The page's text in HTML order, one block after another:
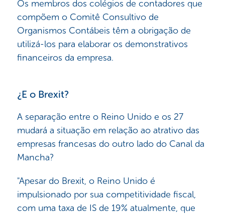
Os membros dos colégios de contadores que
compõem o Comitê Consultivo de
Organismos Contábeis têm a obrigação de
utilizá-los para elaborar os demonstrativos
financeiros da empresa.
¿E o Brexit?
A separação entre o Reino Unido e os 27
mudará a situação em relação ao atrativo das
empresas francesas do outro lado do Canal da
Mancha?
"Apesar do Brexit, o Reino Unido é
impulsionado por sua competitividade fiscal,
com uma taxa de IS de 19% atualmente, que